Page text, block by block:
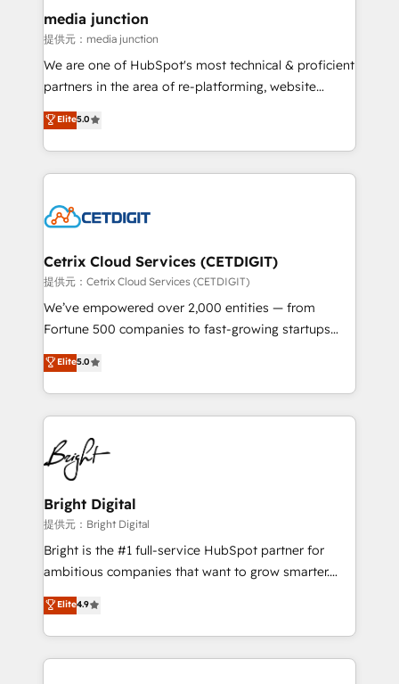
Mexico, USA, and Portugal—we've executed over a
hundred successful operations. Our approach,
rooted in RevOps principles, integrates analysis,
training, planning, and qualification. Leveraging
inbound marketing tactics, we focus on
understanding, nurturing, and converting leads.
competitive market.
media junction
提供元：media junction
We are one of HubSpot's most technical & proficient
partners in the area of re-platforming, website
design & development. We specialize in multi-hub
implementations for mid-market & enterprise
companies. We are woman-owned, powered by
coffee, and we ❤️ dogs. We produce award-winning
Impact Award 🏆2022 Technical Expertise Impact
Award 🏆2020 Elite Solutions Partner 🏆2019
Integrations HubSpot Impact Award 🏆2019
Marketing Enablement HubSpot Impact Award 🏆
2018 Website Design HubSpot Impact Award 🏆2017
Growth-Driven Design Agency of the Year 🏆2016
Sales Enablement HubSpot Impact Award 🏆2015
HubSpot COS Performance Award 🏆2014 HubSpot
COS Design Award 🏆2013 HubSpot Marketplace
Partner 📆Founded in 1997
Elite5.0
Cetrix Cloud Services (CETDIGIT)
提供元：Cetrix Cloud Services (CETDIGIT)
We’ve empowered over 2,000 entities — from
Fortune 500 companies to fast-growing startups
and nonprofits — to streamline operations, scale
revenue, and unlock the full potential of HubSpot.
With deep technical and industry expertise, we fuse
automation, integration, and AI innovation to deliver
lasting impact. We specialize in: • Turnkey and end-
to-end HubSpot implementations • Onboarding for
Sales, Service, Marketing & Content Hubs • AI voice
and chat agents, predictive automation, and smart
workflows • Salesforce + HubSpot integration •
RevOps and AI-driven sales enablement • Website
design and CMS development • ERP integration: SAP,
and CRM migration from any platform •
Client/member portals built on HubSpot • Custom
Elite5.0
Bright Digital
提供元：Bright Digital
Bright is the #1 full-service HubSpot partner for
ambitious companies that want to grow smarter.
From HubSpot onboarding, to training, from
developing a new website to lead generation and
digital marketing; we do it all (and with great
results)! In short, our services include: - HubSpot
Elite4.9